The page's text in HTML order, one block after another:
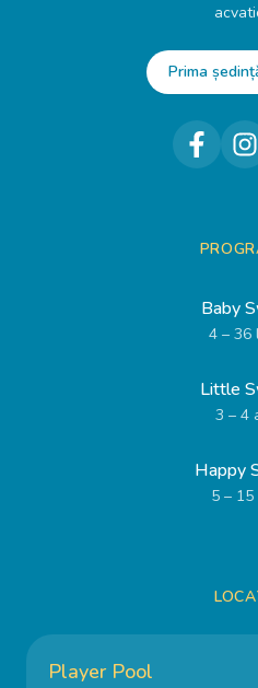
Prima
Baby
4 – 36
Little
3 – 4
Happy
5 – 15
Player Pool